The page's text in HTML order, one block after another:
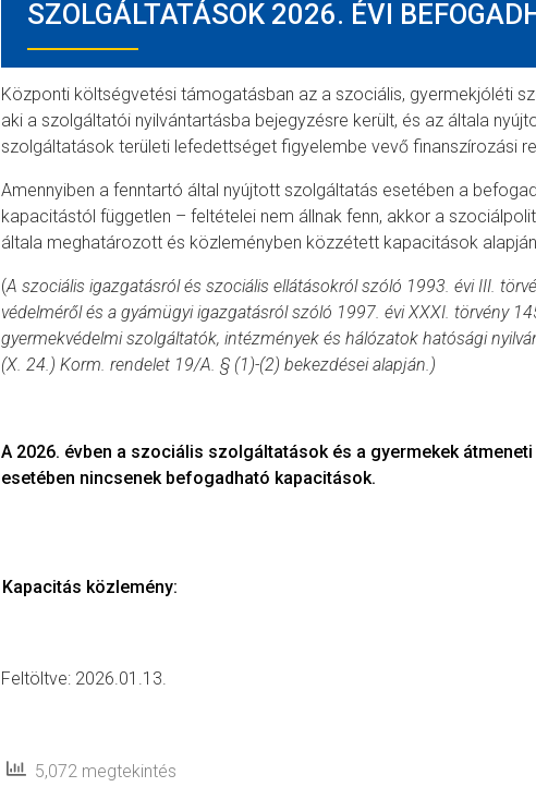
SZOLGÁLTATÁSOK 2026. ÉVI
Központi költségvetési támogatásban az a szociális, gyermekjóléti
aki a szolgáltatói nyilvántartásba bejegyzésre került, és az általa
szolgáltatások területi lefedettséget figyelembe vevő finanszírozási
Amennyiben a fenntartó által nyújtott szolgáltatás esetében a
kapacitástól független – feltételei nem állnak fenn, akkor a
általa meghatározott és közleményben közzétett kapacitások
(A szociális igazgatásról és szociális ellátásokról szóló 1993. évi III.
védelméről és a gyámügyi igazgatásról szóló 1997. évi XXXI. törvény
gyermekvédelmi szolgáltatók, intézmények és hálózatok hatósági
(X. 24.) Korm. rendelet 19/A. § (1)-(2) bekezdései alapján.)
A 2026. évben a szociális szolgáltatások és a gyermekek
esetében nincsenek befogadható kapacitások.
Kapacitás közlemény:
Feltöltve: 2026.01.13.
5,072 megtekintés